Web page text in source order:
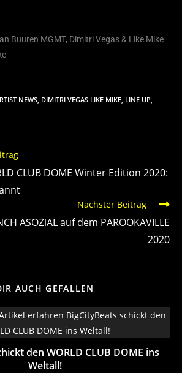
Buuren MGMT, Dimitri Vegas & Like Mike
NEWS DIMITRI VEGAS LIKE MIKE LINE UP
CLUB DOME Winter Edition 2020:
Nächster Beitrag
ASOZiAL auf dem PAROOKAVILLE
2020
AUCH GEFALLEN
den WORLD CLUB DOME ins
Weltall!